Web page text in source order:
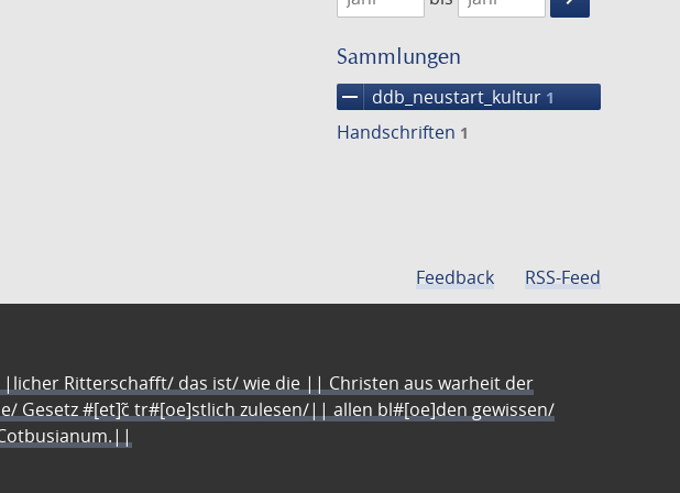
Suche
Sammlungen
remove ddb_neustart_kultur 1
Handschriften 1
Feedback RSS-Feed
Ritterschafft/ das ist/ wie die || Christen aus warheit der
Gesetz #[et]c̃ tr#[oe]stlich zulesen/|| allen bl#[oe]den gewissen/